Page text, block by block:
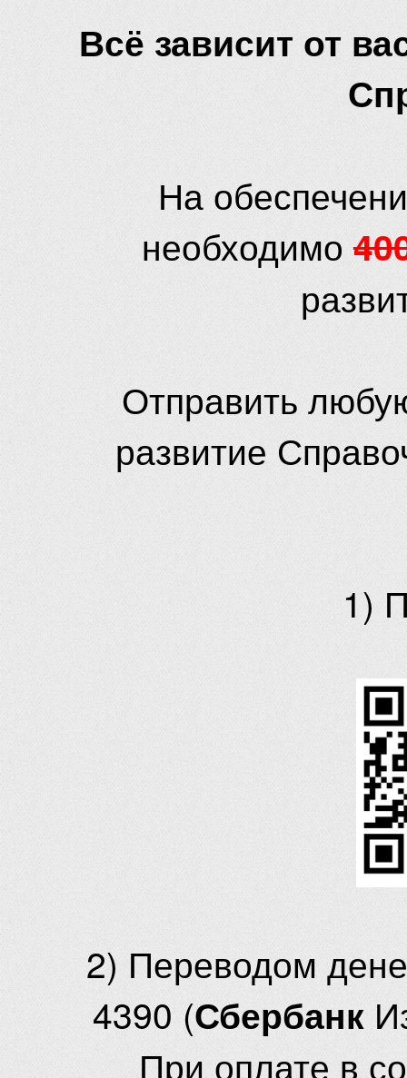
Всё зависит от
На
необходимо
Отправить
развитие
1)
2) Переводом
4390 (Сбербанк
При оплате в